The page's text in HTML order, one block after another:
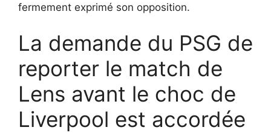
fermement exprimé son opposition.
La demande du PSG de
reporter le match de
Lens avant le choc de
Liverpool est accordée